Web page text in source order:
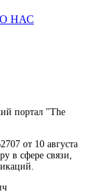
О НАС
портал "The
от 10 августа
в сфере связи,